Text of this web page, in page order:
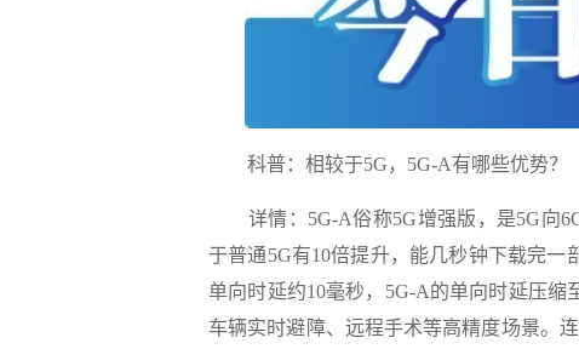
科普：相较于5G，5G-A有哪些优势？
详情： 5G-A俗称5G增强版，是5G向
于普通5G有10倍提升，能几秒钟下载完
单向时延约10毫秒，5G-A的单向时延压
车辆实时避障、远程手术等高精度场景。